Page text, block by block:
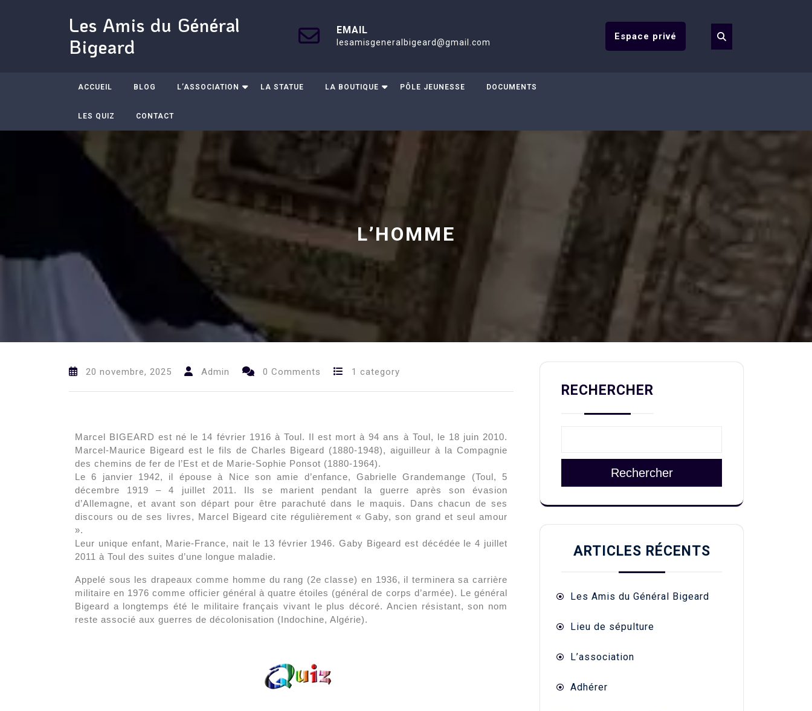
Les Amis du Général
Bigeard
EMAIL
lesamisgeneralbigeard@gmail.com
Espace privé
ACCUEIL BLOG L’ASSOCIATION LA STATUE LA BOUTIQUE PÔLE JEUNESSE DOCUMENTS
LES QUIZ CONTACT
L’HOMME
20 novembre, 2025 Admin 0 Comments 1 category
Marcel BIGEARD est né le 14 février 1916 à Toul. Il est mort à 94 ans à Toul, le 18 juin 2010.
Marcel-Maurice Bigeard est le fils de Charles Bigeard (1880-1948), aiguilleur à la Compagnie
des chemins de fer de l’Est et de Marie-Sophie Ponsot (1880-1964).
Le 6 janvier 1942, il épouse à Nice son amie d’enfance, Gabrielle Grandemange (Toul, 5
décembre 1919 – 4 juillet 2011. Ils se marient pendant la guerre après son évasion
d’Allemagne, et avant son départ pour être parachuté dans le maquis. Dans chacun de ses
discours ou de ses livres, Marcel Bigeard cite régulièrement « Gaby, son grand et seul amour
».
Leur unique enfant, Marie-France, nait le 13 février 1946. Gaby Bigeard est décédée le 4 juillet
2011 à Toul des suites d’une longue maladie.
Appelé sous les drapeaux comme homme du rang (2e classe) en 1936, il terminera sa carrière
militaire en 1976 comme officier général à quatre étoiles (général de corps d’armée). Le général
Bigeard a longtemps été le militaire français vivant le plus décoré. Ancien résistant, son nom
reste associé aux guerres de décolonisation (Indochine, Algérie).
RECHERCHER
Rechercher
ARTICLES RÉCENTS
Les Amis du Général Bigeard
Lieu de sépulture
L’association
Adhérer